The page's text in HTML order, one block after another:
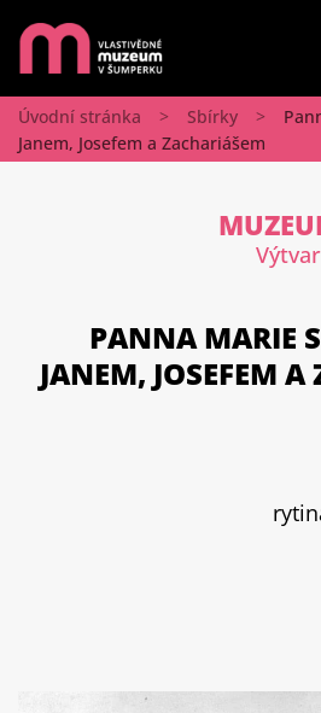
Úvodní stránka Sbírky
Janem, Josefem a Zachariášem
PANNA MARIE
JANEM, JOSEFEM